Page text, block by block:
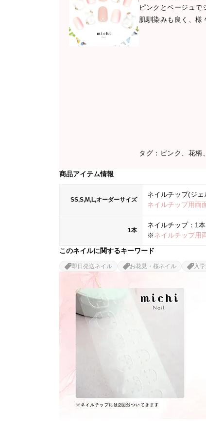
ピンクとベージュで
肌馴染みも良く、様
タグ：ピンク、花柄
商品アイテム情報
SS,S,M,L,オーダーサイズ
ネイルチップ(ジ
ネイルチップ用両
1本
ネイルチップ：1本
※ネイルチップ用
このネイルに関するキーワード
即日発送ネイル お花見・桜ネイル 入